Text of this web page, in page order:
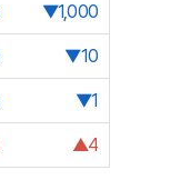
▼1,000
▼10
▼1
▲4